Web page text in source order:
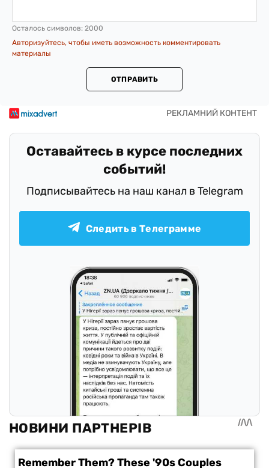
Осталось символов: 2000
Авторизуйтесь, чтобы иметь возможность комментировать
материалы
ОТПРАВИТЬ
Оставайтесь в курсе последних
событий!
Подписывайтесь на наш канал в Telegram
Следить в Телеграмме